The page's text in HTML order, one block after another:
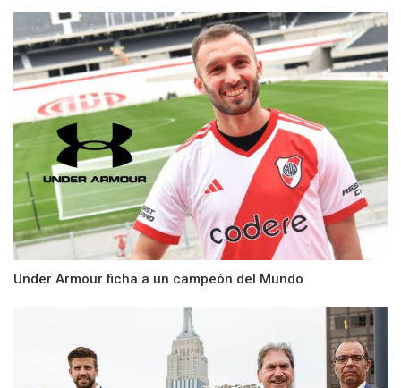
Under Armour ficha a un campeón del Mundo